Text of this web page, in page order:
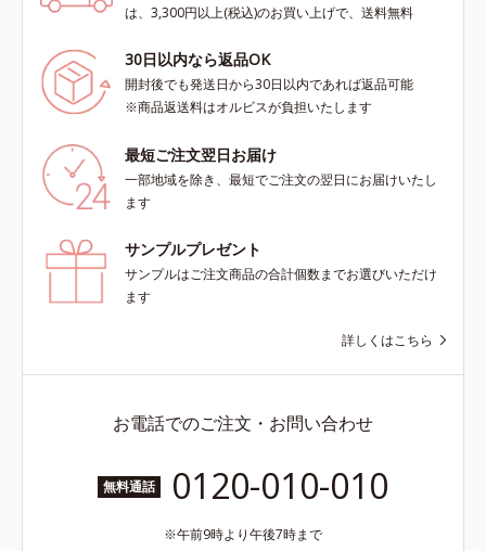
は、3,300円以上(税込)のお買い上げで、送料無料
30日以内なら返品OK
開封後でも発送日から30日以内であれば返品可能
※商品返送料はオルビスが負担いたします
最短ご注文翌日お届け
一部地域を除き、最短でご注文の翌日にお届けいたし
ます
サンプルプレゼント
サンプルはご注文商品の合計個数までお選びいただけ
ます
詳しくはこちら
お電話でのご注文・お問い合わせ
無料通話 0120-010-010
午前9時より午後7時まで